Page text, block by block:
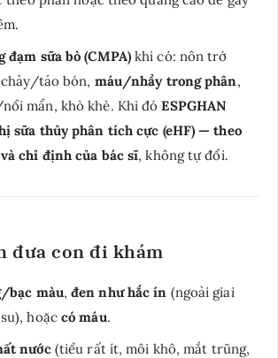
đạm sữa bò (CMPA)khi có: nôn trớ
táo bón, máu/nhầy trong phân,
mẩn, khò khè. Khi đóESPGHAN
sữa thủy phân tích cực (eHF) — theo
chỉ định của bác sĩ, không tự đổi.
đưa con đi khám
bạc màu,đen như hắc ín (ngoài giai
hoặc có máu.
nước(tiểu rất ít, môi khô, mắt trũng,